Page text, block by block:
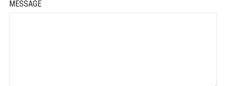
MESSAGE